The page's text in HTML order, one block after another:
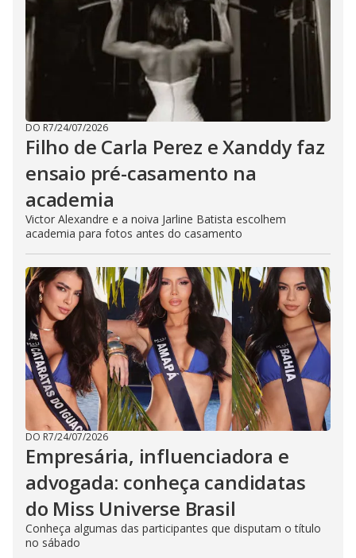
DO R7/24/07/2026
Filho de Carla Perez e Xanddy faz
ensaio pré-casamento na
academia
Victor Alexandre e a noiva Jarline Batista escolhem
academia para fotos antes do casamento
DO R7/24/07/2026
Empresária, influenciadora e
advogada: conheça candidatas
do Miss Universe Brasil
Conheça algumas das participantes que disputam o título
no sábado